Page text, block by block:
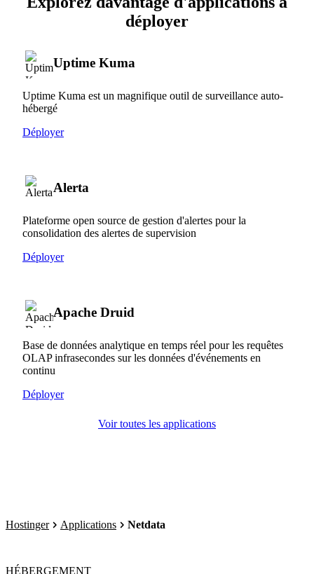
déployer
Uptime Kuma
Uptime Kuma est un magnifique outil de surveillance auto-
hébergé
Déployer
Alerta
Plateforme open source de gestion d'alertes pour la
consolidation des alertes de supervision
Déployer
Apache Druid
Base de données analytique en temps réel pour les requêtes
OLAP infrasecondes sur les données d'événements en
continu
Déployer
Voir toutes les applications
Hostinger Applications Netdata
HÉBERGEMENT